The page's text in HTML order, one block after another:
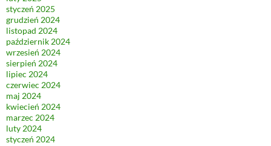
styczeń 2025
grudzień 2024
listopad 2024
październik 2024
wrzesień 2024
sierpień 2024
lipiec 2024
czerwiec 2024
maj 2024
kwiecień 2024
marzec 2024
luty 2024
styczeń 2024